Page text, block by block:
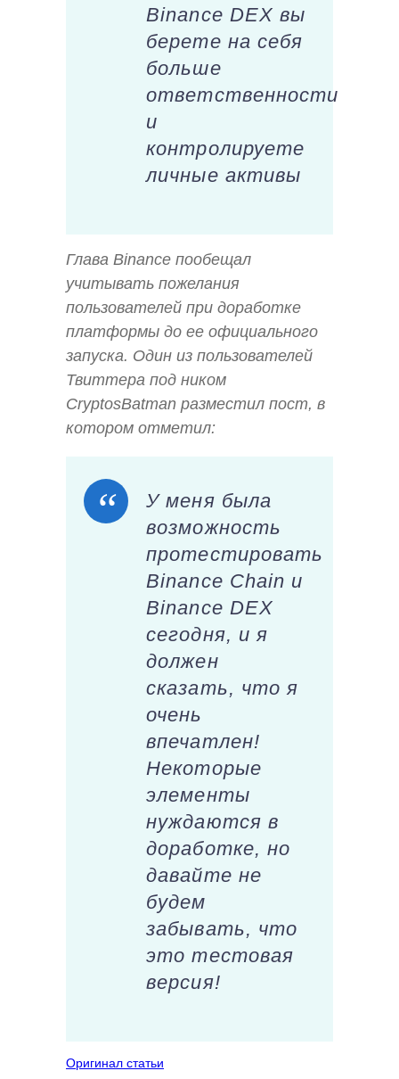
Binance DEX вы
берете на себя
больше
ответственности
и
контролируете
личные активы
Глава Binance пообещал
учитывать пожелания
пользователей при доработке
платформы до ее официального
запуска. Один из пользователей
Твиттера под ником
CryptosBatman разместил пост, в
котором отметил:
У меня была
возможность
протестировать
Binance Chain и
Binance DEX
сегодня, и я
должен
сказать, что я
очень
впечатлен!
Некоторые
элементы
нуждаются в
доработке, но
давайте не
будем
забывать, что
это тестовая
версия!
Оригинал статьи